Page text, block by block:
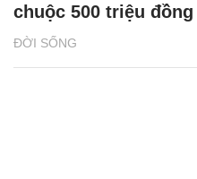
ĐỜI SỐNG
chuộc 500 triệu đồng